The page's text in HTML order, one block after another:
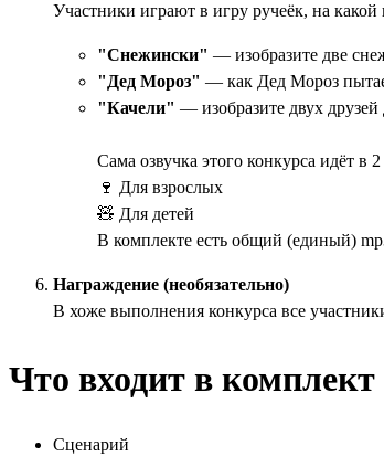
Участники играют в игру ручеёк, на
"Снежински" — изобразите две
"Дед Мороз" — как Дед Мороз
"Качели" — изобразите двух
Сама озвучка этого конкурса идёт в
🍷 Для взрослых
🧸 Для детей
В комплекте есть общий (единый)
Награждение (необязательно)
В хоже выполнения конкурса все
Что входит в комплект
Сценарий